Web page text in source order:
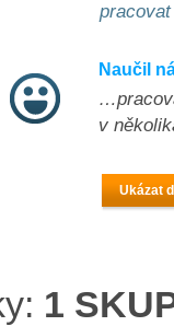
Naučil
v
Ukázat
1